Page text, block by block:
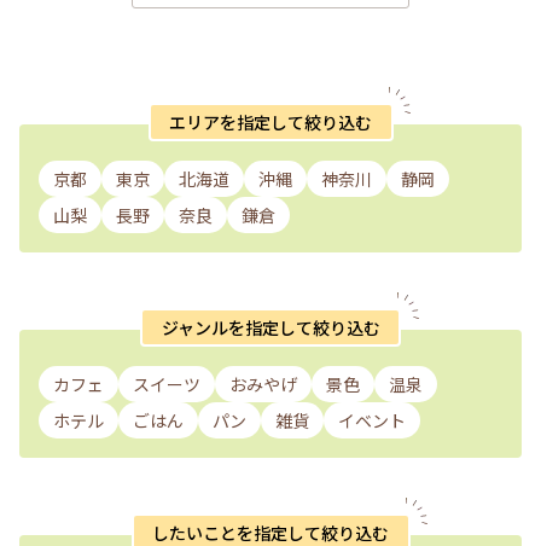
エリアを指定して絞り込む
京都 東京 北海道 沖縄 神奈川
静岡
山梨
長野 奈良 鎌倉
ジャンルを指定して絞り込む
カフェ スイーツ おみやげ 景色
温泉
ホテル
ごはん パン 雑貨 イベント
したいことを指定して絞り込む